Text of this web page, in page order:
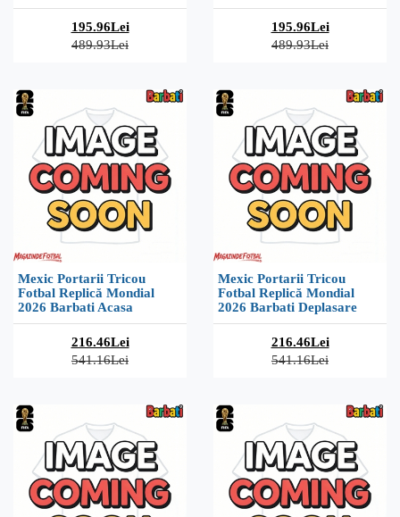
195.96Lei
489.93Lei
195.96Lei
489.93Lei
Mexic Portarii Tricou
Fotbal Replică Mondial
2026 Barbati Acasa
216.46Lei
541.16Lei
Mexic Portarii Tricou
Fotbal Replică Mondial
2026 Barbati Deplasare
216.46Lei
541.16Lei